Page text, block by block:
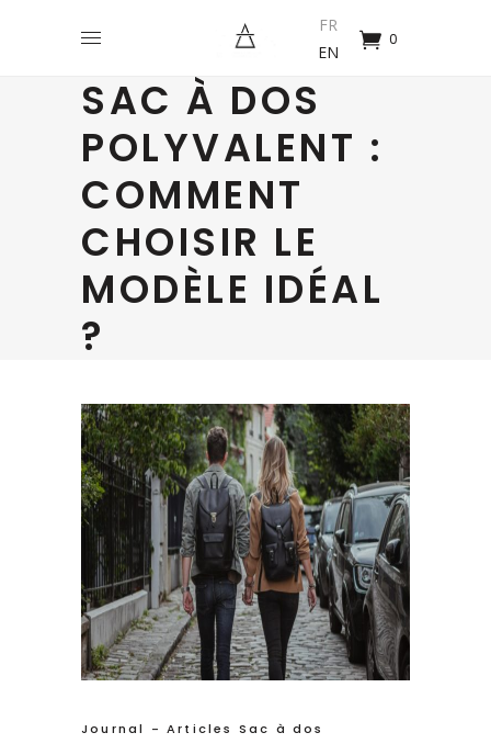
FR
EN
0
SAC À DOS
POLYVALENT :
COMMENT
CHOISIR LE
MODÈLE IDÉAL
?
Journal - Articles Sac à dos